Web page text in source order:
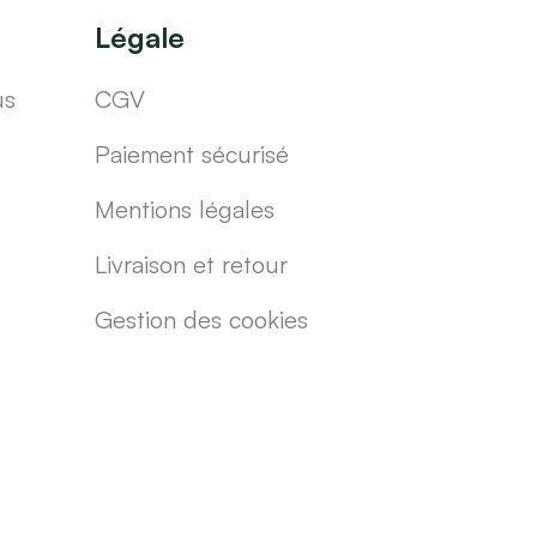
Légale
CGV
Paiement sécurisé
Mentions légales
Livraison et retour
Gestion des cookies